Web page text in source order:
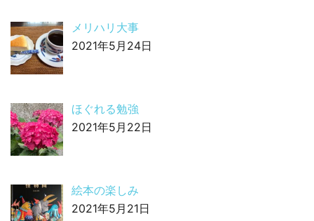
メリハリ大事
2021年5月24日
ほぐれる勉強
2021年5月22日
絵本の楽しみ
2021年5月21日